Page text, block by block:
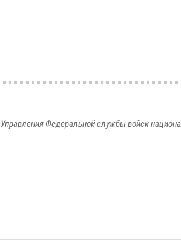
Федеральной службы войск